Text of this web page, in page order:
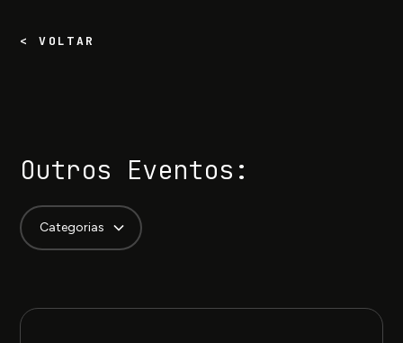
< VOLTAR
Outros Eventos:
Categorias